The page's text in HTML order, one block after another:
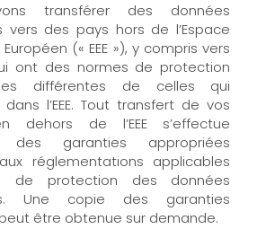
transférer des données
vers des pays hors de l’Espace
(« EEE »), y compris vers
ont des normes de protection
différentes de celles qui
dans l’EEE. Tout transfert de vos
dehors de l’EEE s’effectue
des garanties appropriées
réglementations applicables
de protection des données
Une copie des garanties
être obtenue sur demande.